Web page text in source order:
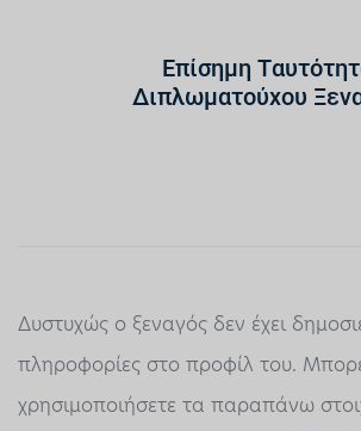
Επίσημη
Διπλωματούχου
Δυστυχώς ο ξεναγός δεν έχει
πληροφορίες στο προφίλ του.
χρησιμοποιήσετε τα παραπάνω